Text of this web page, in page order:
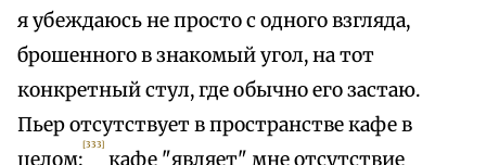
я убеждаюсь не просто с одного взгляда,
брошенного в знакомый угол, на тот
конкретный стул, где обычно его застаю.
Пьер отсутствует в пространстве кафе в
целом:
[333]
кафе "являет" мне отсутствие